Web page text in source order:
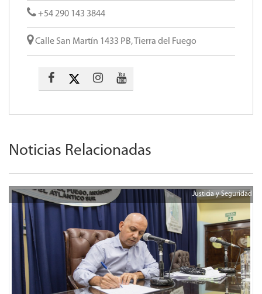
+54 290 143 3844
Calle San Martín 1433 PB, Tierra del Fuego
Noticias Relacionadas
Justicia y Seguridad